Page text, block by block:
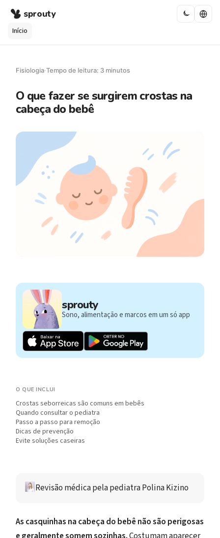
sprouty
Início
Fisiologia·Tempo de leitura: 3 minutos
O que fazer se surgirem crostas na
cabeça do bebê
sprouty
Sono, alimentação e marcos em um só app
O QUE INCLUI
Crostas seborreicas são comuns em bebês
Quando consultar o pediatra
Passo a passo para remoção
Dicas de prevenção
Evite soluções caseiras
Revisão médica pela pediatra Polina Kizino
As casquinhas na cabeça do bebê não são perigosas